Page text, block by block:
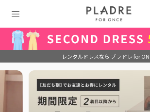
レンタルドレスなら プラドレ for